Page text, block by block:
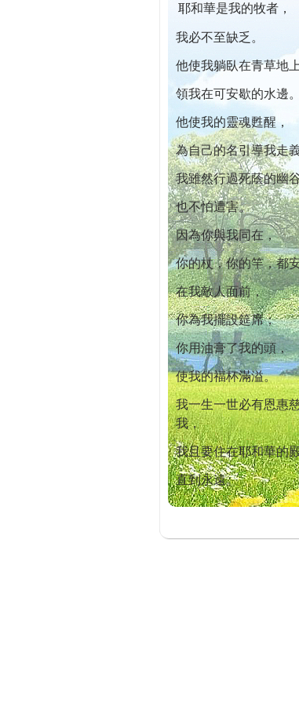
耶和華是我的牧者，
我必不至缺乏。
他使我躺臥在青草地上
領我在可安歇的水邊。
他使我的靈魂甦醒，
為自己的名引導我走義
我雖然行過死蔭的幽谷
也不怕遭害。
因為你與我同在，
你的杖，你的竿，都
在我敵人面前，
你為我擺設筵席；
你用油膏了我的頭，
使我的福杯滿溢。
我一生一世必有恩惠
我，
我且要住在耶和華的
直到永遠。
本院自開幕迄今已篩檢出1700位